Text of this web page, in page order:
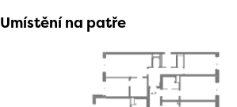
Umístění na patře